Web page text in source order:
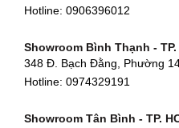
Hotline: 0906396012
Showroom Bình Thạnh - TP.
348 Đ. Bạch Đằng, Phường
Hotline: 0974329191
Showroom Tân Bình - TP.